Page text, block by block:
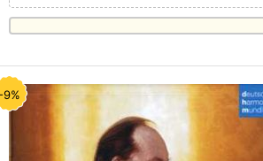
9%